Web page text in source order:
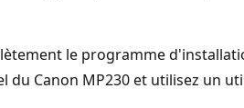
le programme
du Canon MP230 et utilisez un